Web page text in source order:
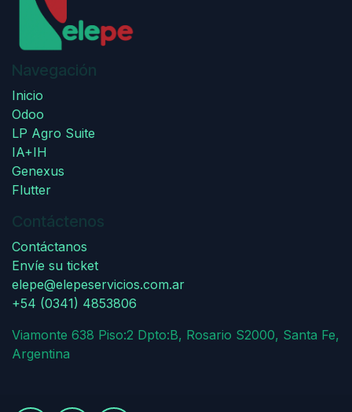
Navegación
Inicio
Odoo
LP Agro Suite
IA+IH
Genexus
Flutter
Contáctenos
Contáctanos
Envíe su ticket
elepe@elepeservicios.com.ar
+54 (0341) 4853806
Viamonte 638 Piso:2 Dpto:B, Rosario S2000, Santa Fe,
Argentina